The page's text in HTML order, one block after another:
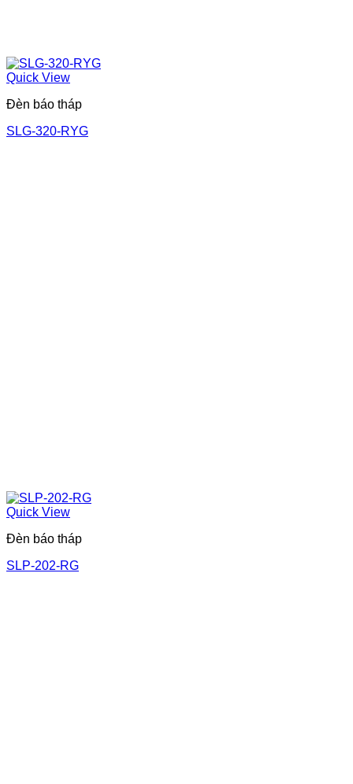
Quick View
Đèn báo tháp
SLG-320-RYG
Quick View
Đèn báo tháp
SLP-202-RG